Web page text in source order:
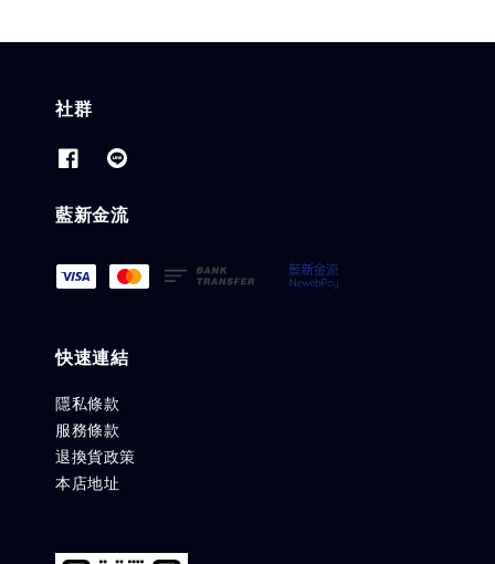
社群
藍新金流
快速連結
隱私條款
服務條款
退換貨政策
本店地址